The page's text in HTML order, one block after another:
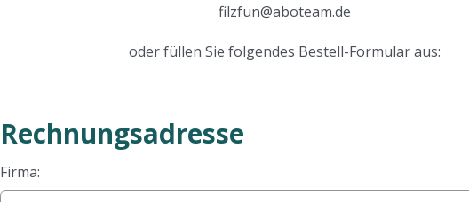
filzfun@aboteam.de
oder füllen Sie folgendes Bestell-Formular aus:
Rechnungsadresse
Firma: